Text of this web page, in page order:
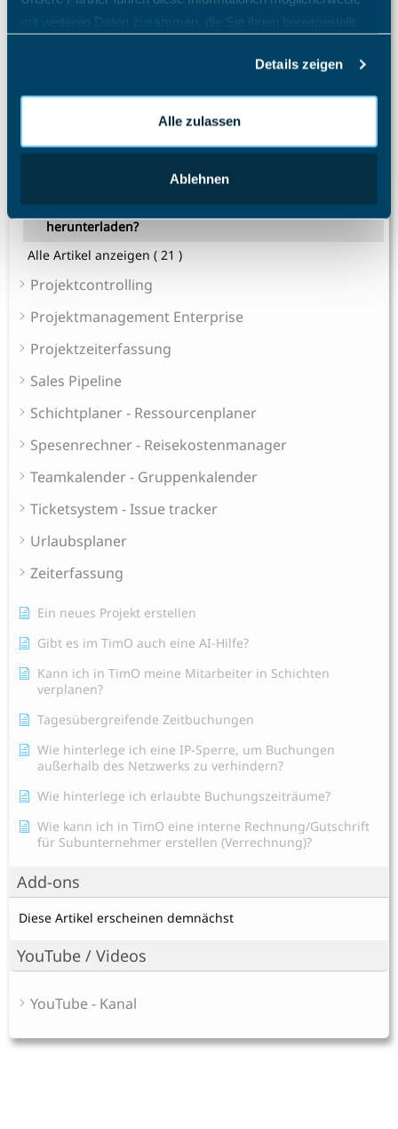
mit weiteren Daten zusammen, die Sie ihnen bereitgestellt
Details zeigen
Alle zulassen
Ablehnen
Was passiert nach einer Löschung eines Mitarbeiters?
Wie ändere ich die Rolle eines Mitarbeiters?
Wie ändere ich die Sprache im TimO?
Wie ändere ich mein Passwort?
herunterladen?
Alle Artikel anzeigen ( 21 )
Projektcontrolling
Projektmanagement Enterprise
Projektzeiterfassung
Sales Pipeline
Schichtplaner - Ressourcenplaner
Spesenrechner - Reisekostenmanager
Teamkalender - Gruppenkalender
Ticketsystem - Issue tracker
Urlaubsplaner
Zeiterfassung
Ein neues Projekt erstellen
Gibt es im TimO auch eine AI-Hilfe?
Kann ich in TimO meine Mitarbeiter in Schichten
verplanen?
Tagesübergreifende Zeitbuchungen
Wie hinterlege ich eine IP-Sperre, um Buchungen
außerhalb des Netzwerks zu verhindern?
Wie hinterlege ich erlaubte Buchungszeiträume?
Wie kann ich in TimO eine interne Rechnung/Gutschrift
für Subunternehmer erstellen (Verrechnung)?
Add-ons
Diese Artikel erscheinen demnächst
YouTube / Videos
YouTube - Kanal